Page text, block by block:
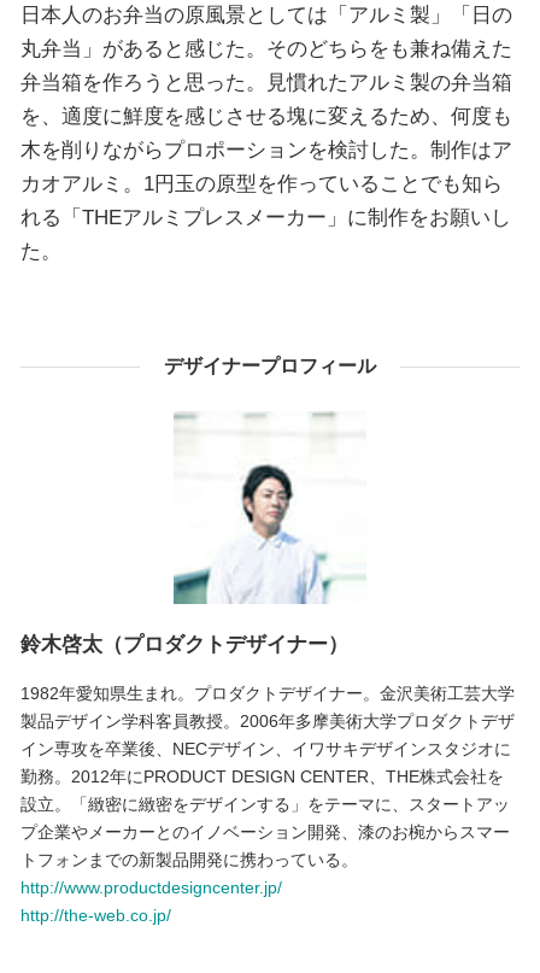
日本人のお弁当の原風景としては「アルミ製」「日の
丸弁当」があると感じた。そのどちらをも兼ね備えた
弁当箱を作ろうと思った。見慣れたアルミ製の弁当箱
を、適度に鮮度を感じさせる塊に変えるため、何度も
木を削りながらプロポーションを検討した。制作はア
カオアルミ。1円玉の原型を作っていることでも知ら
れる「THEアルミプレスメーカー」に制作をお願いし
た。
デザイナープロフィール
鈴木啓太（プロダクトデザイナー）
1982年愛知県生まれ。プロダクトデザイナー。金沢美術工芸大学
製品デザイン学科客員教授。2006年多摩美術大学プロダクトデザ
イン専攻を卒業後、NECデザイン、イワサキデザインスタジオに
勤務。2012年にPRODUCT DESIGN CENTER、THE株式会社を
設立。「緻密に緻密をデザインする」をテーマに、スタートアッ
プ企業やメーカーとのイノベーション開発、漆のお椀からスマー
トフォンまでの新製品開発に携わっている。
http://www.productdesigncenter.jp/
http://the-web.co.jp/